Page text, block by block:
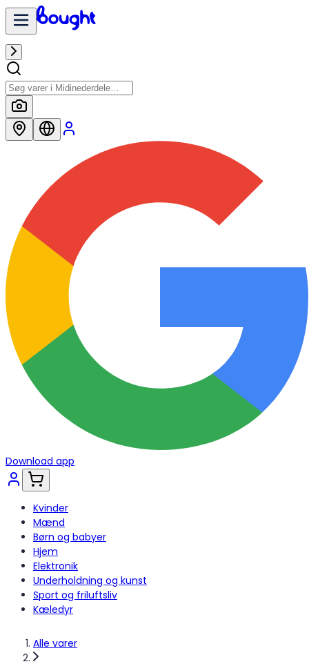
Download app
Kvinder
Mænd
Børn og babyer
Hjem
Elektronik
Underholdning og kunst
Sport og friluftsliv
Kæledyr
Alle varer